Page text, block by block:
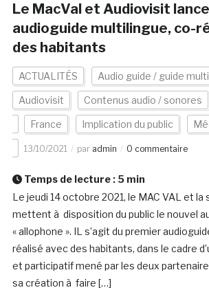
Le MacVal et Audiovisit
audioguide multilingue, co-
des habitants
ACTUALITÉS Audio guide / guide
Audiovisit Contenus audio / sonores
France Implication du public
13/10/2021 par admin 0 commentaire
Temps de lecture : 5 min
Le jeudi 14 octobre 2021, le MAC VAL et
mettent à disposition du public le nouvel
« allophone ». IL s’agit du premier
réalisé avec des habitants, dans le cadre
et participatif mené par les deux
sa création à faire […]